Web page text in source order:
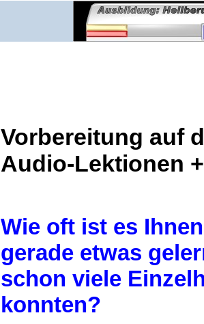
Vorbereitung auf
Audio-Lektionen
Wie oft ist es
gerade etwas
schon viele
konnten?